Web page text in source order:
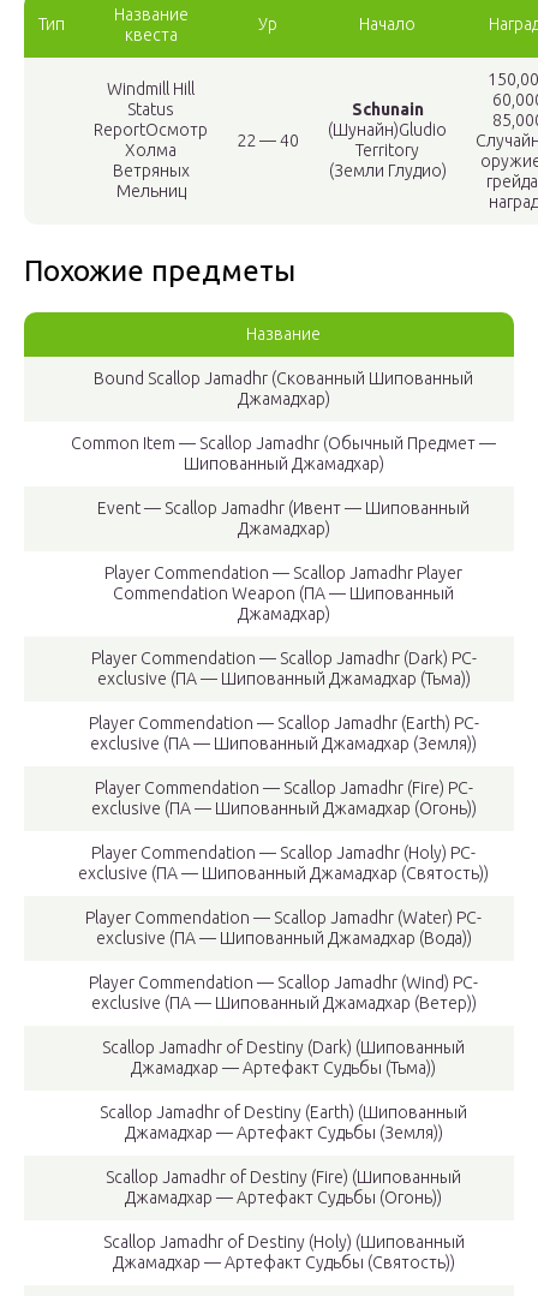
Тип
Название
квеста
Ур Начало
Windmill Hill
Status
ReportОсмотр
Холма
Ветряных
Мельниц
22 — 40
Schunain
(Шунайн)Gludio
Territory
(Земли Глудио)
Похожие предметы
Название
Bound Scallop Jamadhr (Скованный Шипованный
Джамадхар)
Common Item — Scallop Jamadhr (Обычный Предмет —
Шипованный Джамадхар)
Event — Scallop Jamadhr (Ивент — Шипованный
Джамадхар)
Player Commendation — Scallop Jamadhr Player
Commendation Weapon (ПА — Шипованный
Джамадхар)
Player Commendation — Scallop Jamadhr (Dark) PC-
exclusive (ПА — Шипованный Джамадхар (Тьма))
Player Commendation — Scallop Jamadhr (Earth) PC-
exclusive (ПА — Шипованный Джамадхар (Земля))
Player Commendation — Scallop Jamadhr (Fire) PC-
exclusive (ПА — Шипованный Джамадхар (Огонь))
Player Commendation — Scallop Jamadhr (Holy) PC-
exclusive (ПА — Шипованный Джамадхар (Святость))
Player Commendation — Scallop Jamadhr (Water) PC-
exclusive (ПА — Шипованный Джамадхар (Вода))
Player Commendation — Scallop Jamadhr (Wind) PC-
exclusive (ПА — Шипованный Джамадхар (Ветер))
Scallop Jamadhr of Destiny (Dark) (Шипованный
Джамадхар — Артефакт Судьбы (Тьма))
Scallop Jamadhr of Destiny (Earth) (Шипованный
Джамадхар — Артефакт Судьбы (Земля))
Scallop Jamadhr of Destiny (Fire) (Шипованный
Джамадхар — Артефакт Судьбы (Огонь))
Scallop Jamadhr of Destiny (Holy) (Шипованный
Джамадхар — Артефакт Судьбы (Святость))